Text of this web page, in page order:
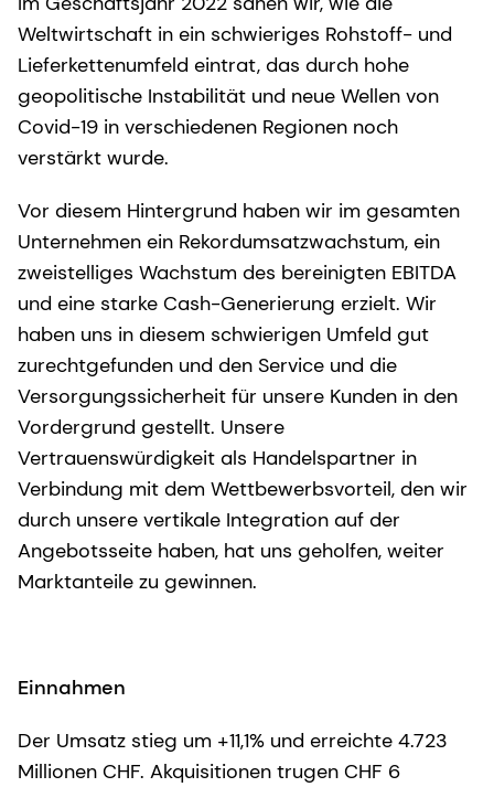
Weltwirtschaft in ein schwieriges Rohstoff- und
Lieferkettenumfeld eintrat, das durch hohe
geopolitische Instabilität und neue Wellen von
Covid-19 in verschiedenen Regionen noch
verstärkt wurde.
Vor diesem Hintergrund haben wir im gesamten
Unternehmen ein Rekordumsatzwachstum, ein
zweistelliges Wachstum des bereinigten EBITDA
und eine starke Cash-Generierung erzielt. Wir
haben uns in diesem schwierigen Umfeld gut
zurechtgefunden und den Service und die
Versorgungssicherheit für unsere Kunden in den
Vordergrund gestellt. Unsere
Vertrauenswürdigkeit als Handelspartner in
Verbindung mit dem Wettbewerbsvorteil, den wir
durch unsere vertikale Integration auf der
Angebotsseite haben, hat uns geholfen, weiter
Marktanteile zu gewinnen.
Einnahmen
Der Umsatz stieg um +11,1% und erreichte 4.723
Millionen CHF. Akquisitionen trugen CHF 6